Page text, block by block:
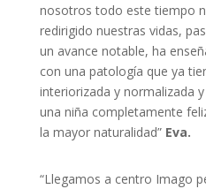
nosotros todo este tiempo
redirigido nuestras vidas,
un avance notable, ha
con una patología que ya
interiorizada y normalizada
una niña completamente
la mayor naturalidad” Eva.
“Llegamos a centro Imago